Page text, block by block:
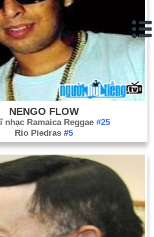
NENGO FLOW
nhạc Ramaica Reggae #25
Rio Piedras #5